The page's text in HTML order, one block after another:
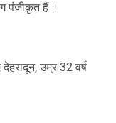
पंजीकृत हैं ।
उम्र 32 वर्ष